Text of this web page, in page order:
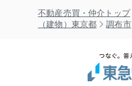
不動産売買・仲介トップ
（建物）東京都
調布市